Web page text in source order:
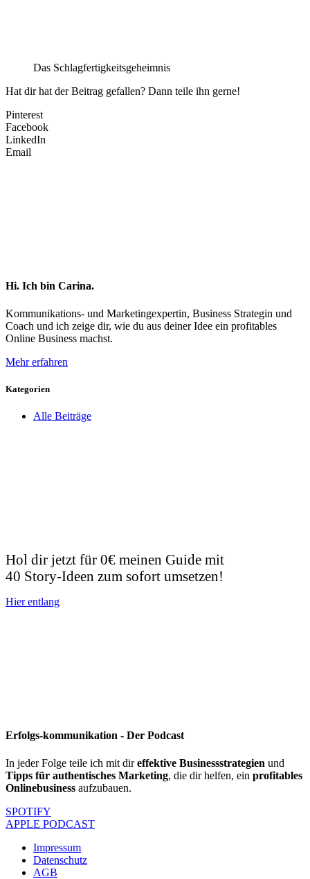
Das Schlagfertigkeitsgeheimnis
Hat dir hat der Beitrag gefallen? Dann teile ihn gerne!
Pinterest
Facebook
LinkedIn
Email
Hi. Ich bin Carina.
Kommunikations- und Marketingexpertin, Business Strategin und
Coach und ich zeige dir, wie du aus deiner Idee ein profitables
Online Business machst.
Mehr erfahren
Kategorien
Alle Beiträge
Hol dir jetzt für 0€ meinen Guide mit
40 Story-Ideen zum sofort umsetzen!
Hier entlang
Erfolgs-kommunikation - Der Podcast
In jeder Folge teile ich mit direffektive Business­strategien und
Tipps für authentisches Marketing, die dir helfen, ein profitables
Onlinebusiness aufzubauen.
SPOTIFY
APPLE PODCAST
Impressum
Datenschutz
AGB